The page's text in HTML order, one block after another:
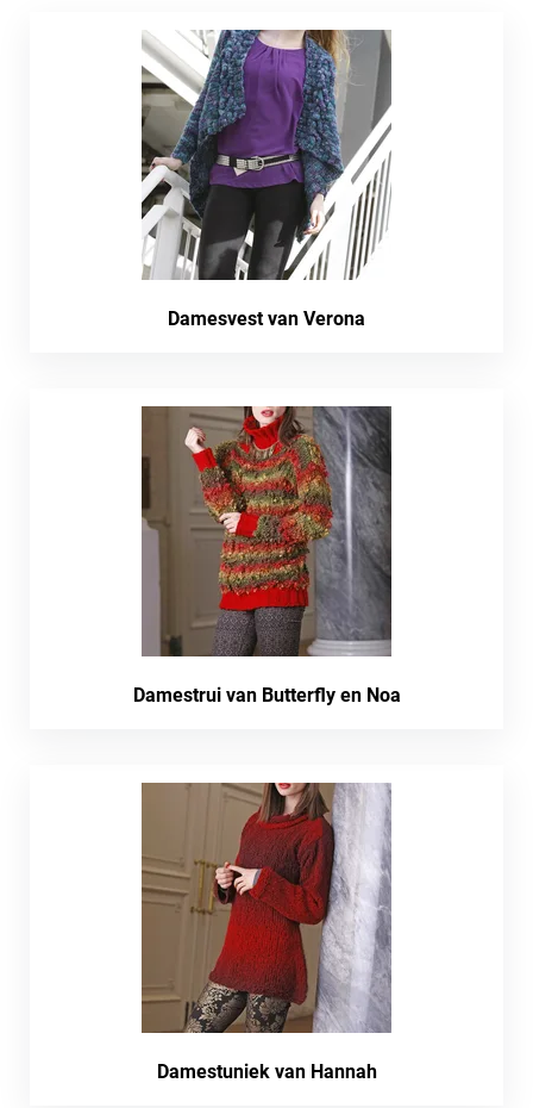
Damesvest van Verona
Damestrui van Butterfly en Noa
Damestuniek van Hannah